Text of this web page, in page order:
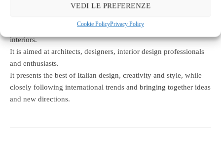
VEDI LE PREFERENZE
Cookie PolicyPrivacy Policy
distributed magazine looking at design, architecture and
interiors.
It is aimed at architects, designers, interior design professionals
and enthusiasts.
It presents the best of Italian design, creativity and style, while
closely following international trends and bringing together ideas
and new directions.